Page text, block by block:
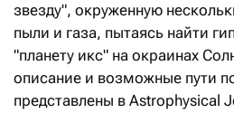
звезду", окруженную
пыли и газа, пытаясь найти
"планету икс" на окраинах
описание и возможные пути
представлены в Astrophysical